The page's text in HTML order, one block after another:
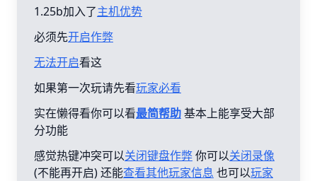
1.25b加入了主机优势
必须先开启作弊
无法开启看这
如果第一次玩请先看玩家必看
实在懒得看你可以看最简帮助基本上能享受大部
分功能
感觉热键冲突可以关闭键盘作弊你可以关闭录像
(不能再开启) 还能查看其他玩家信息 也可以玩家